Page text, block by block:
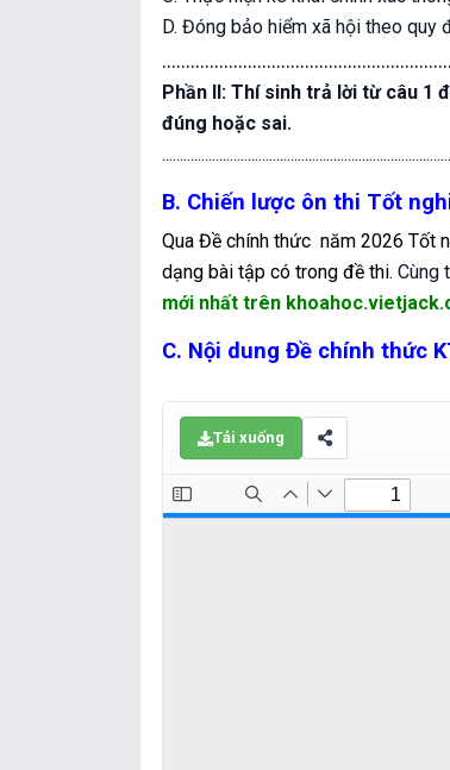
D. Đóng bảo hiểm xã hội theo quy
Phần II: Thí sinh trả lời từ câu 1
đúng hoặc sai.
B. Chiến lược ôn thi Tốt
Qua Đề chính thức năm 2026 Tốt
dạng bài tập có trong đề thi. Cùng
mới nhất trên
C. Nội dung Đề chính thức
Tải xuống